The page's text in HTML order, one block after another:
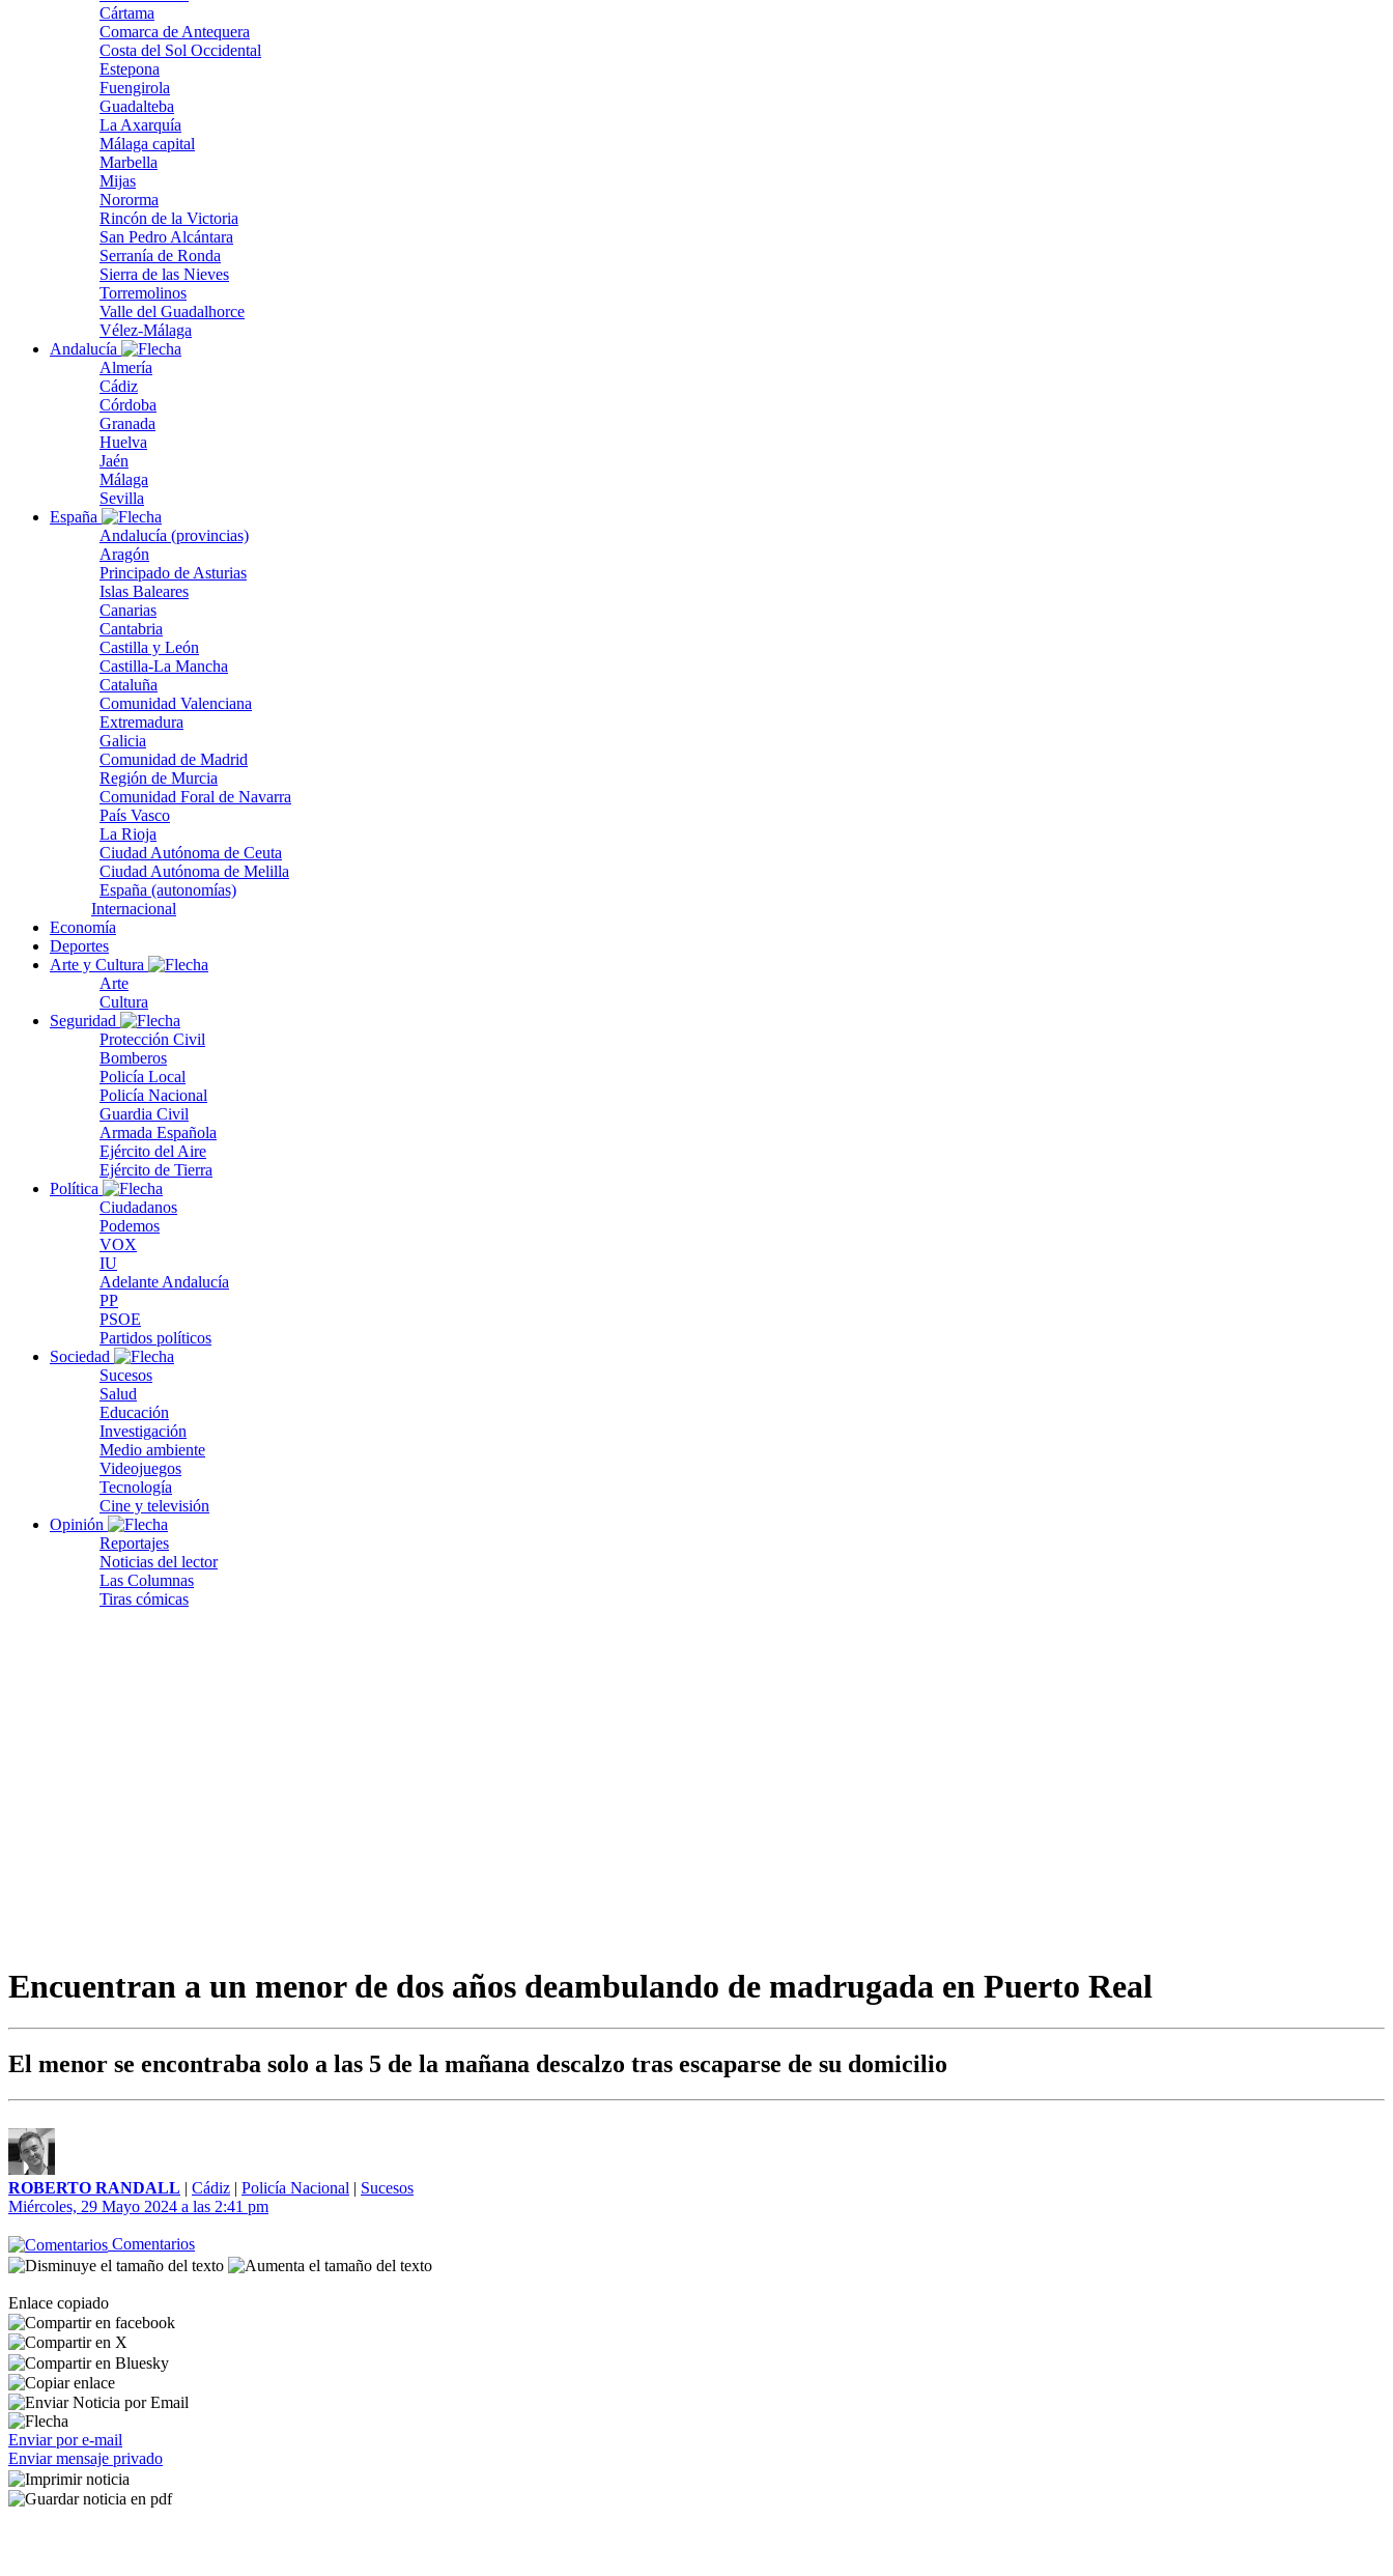
Cártama
Comarca de Antequera
Costa del Sol Occidental
Estepona
Fuengirola
Guadalteba
La Axarquía
Málaga capital
Marbella
Mijas
Nororma
Rincón de la Victoria
San Pedro Alcántara
Serranía de Ronda
Sierra de las Nieves
Torremolinos
Valle del Guadalhorce
Vélez-Málaga
Andalucía
Almería
Cádiz
Córdoba
Granada
Huelva
Jaén
Málaga
Sevilla
España
Andalucía (provincias)
Aragón
Principado de Asturias
Islas Baleares
Canarias
Cantabria
Castilla y León
Castilla-La Mancha
Cataluña
Comunidad Valenciana
Extremadura
Galicia
Comunidad de Madrid
Región de Murcia
Comunidad Foral de Navarra
País Vasco
La Rioja
Ciudad Autónoma de Ceuta
Ciudad Autónoma de Melilla
España (autonomías)
Internacional
Economía
Deportes
Arte y Cultura
Arte
Cultura
Seguridad
Protección Civil
Bomberos
Policía Local
Policía Nacional
Guardia Civil
Armada Española
Ejército del Aire
Ejército de Tierra
Política
Ciudadanos
Podemos
VOX
IU
Adelante Andalucía
PP
PSOE
Partidos políticos
Sociedad
Sucesos
Salud
Educación
Investigación
Medio ambiente
Videojuegos
Tecnología
Cine y televisión
Opinión
Reportajes
Noticias del lector
Las Columnas
Tiras cómicas
Encuentran a un menor de dos años deambulando de madrugada en Puerto Real
El menor se encontraba solo a las 5 de la mañana descalzo tras escaparse de su domicilio
ROBERTO RANDALL | Cádiz | Policía Nacional | Sucesos
Miércoles, 29 Mayo 2024 a las 2:41 pm
Comentarios
Enlace copiado
Enviar por e-mail
Enviar mensaje privado